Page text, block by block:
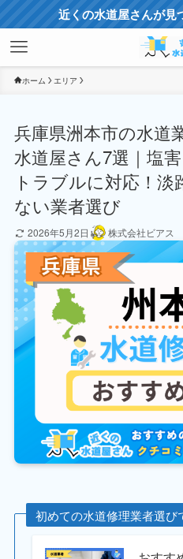
近くの水道屋さんが見
ホーム エリア
兵庫県洲本市の水道
水道屋さん7選｜塩
トラブルに対応！淡
ない業者選び
2026年5月2日 株式会社ビアス
初めての水道修理業者選び